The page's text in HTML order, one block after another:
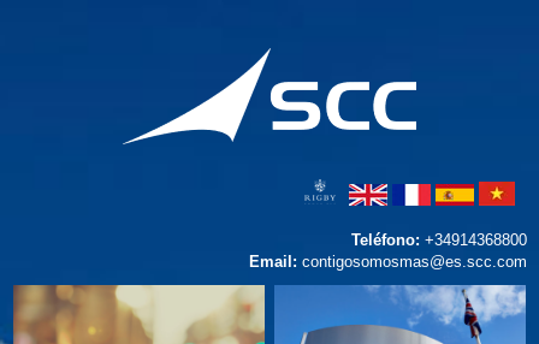
Teléfono: +34914368800
Email: contigosomosmas@es.scc.com